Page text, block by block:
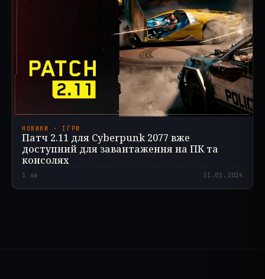
НОВИНИ · ІГРИ
Патч 2.11 для Cyberpunk 2077 вже
доступний для завантаження на ПК та
консолях
1 хв 31.01.2024